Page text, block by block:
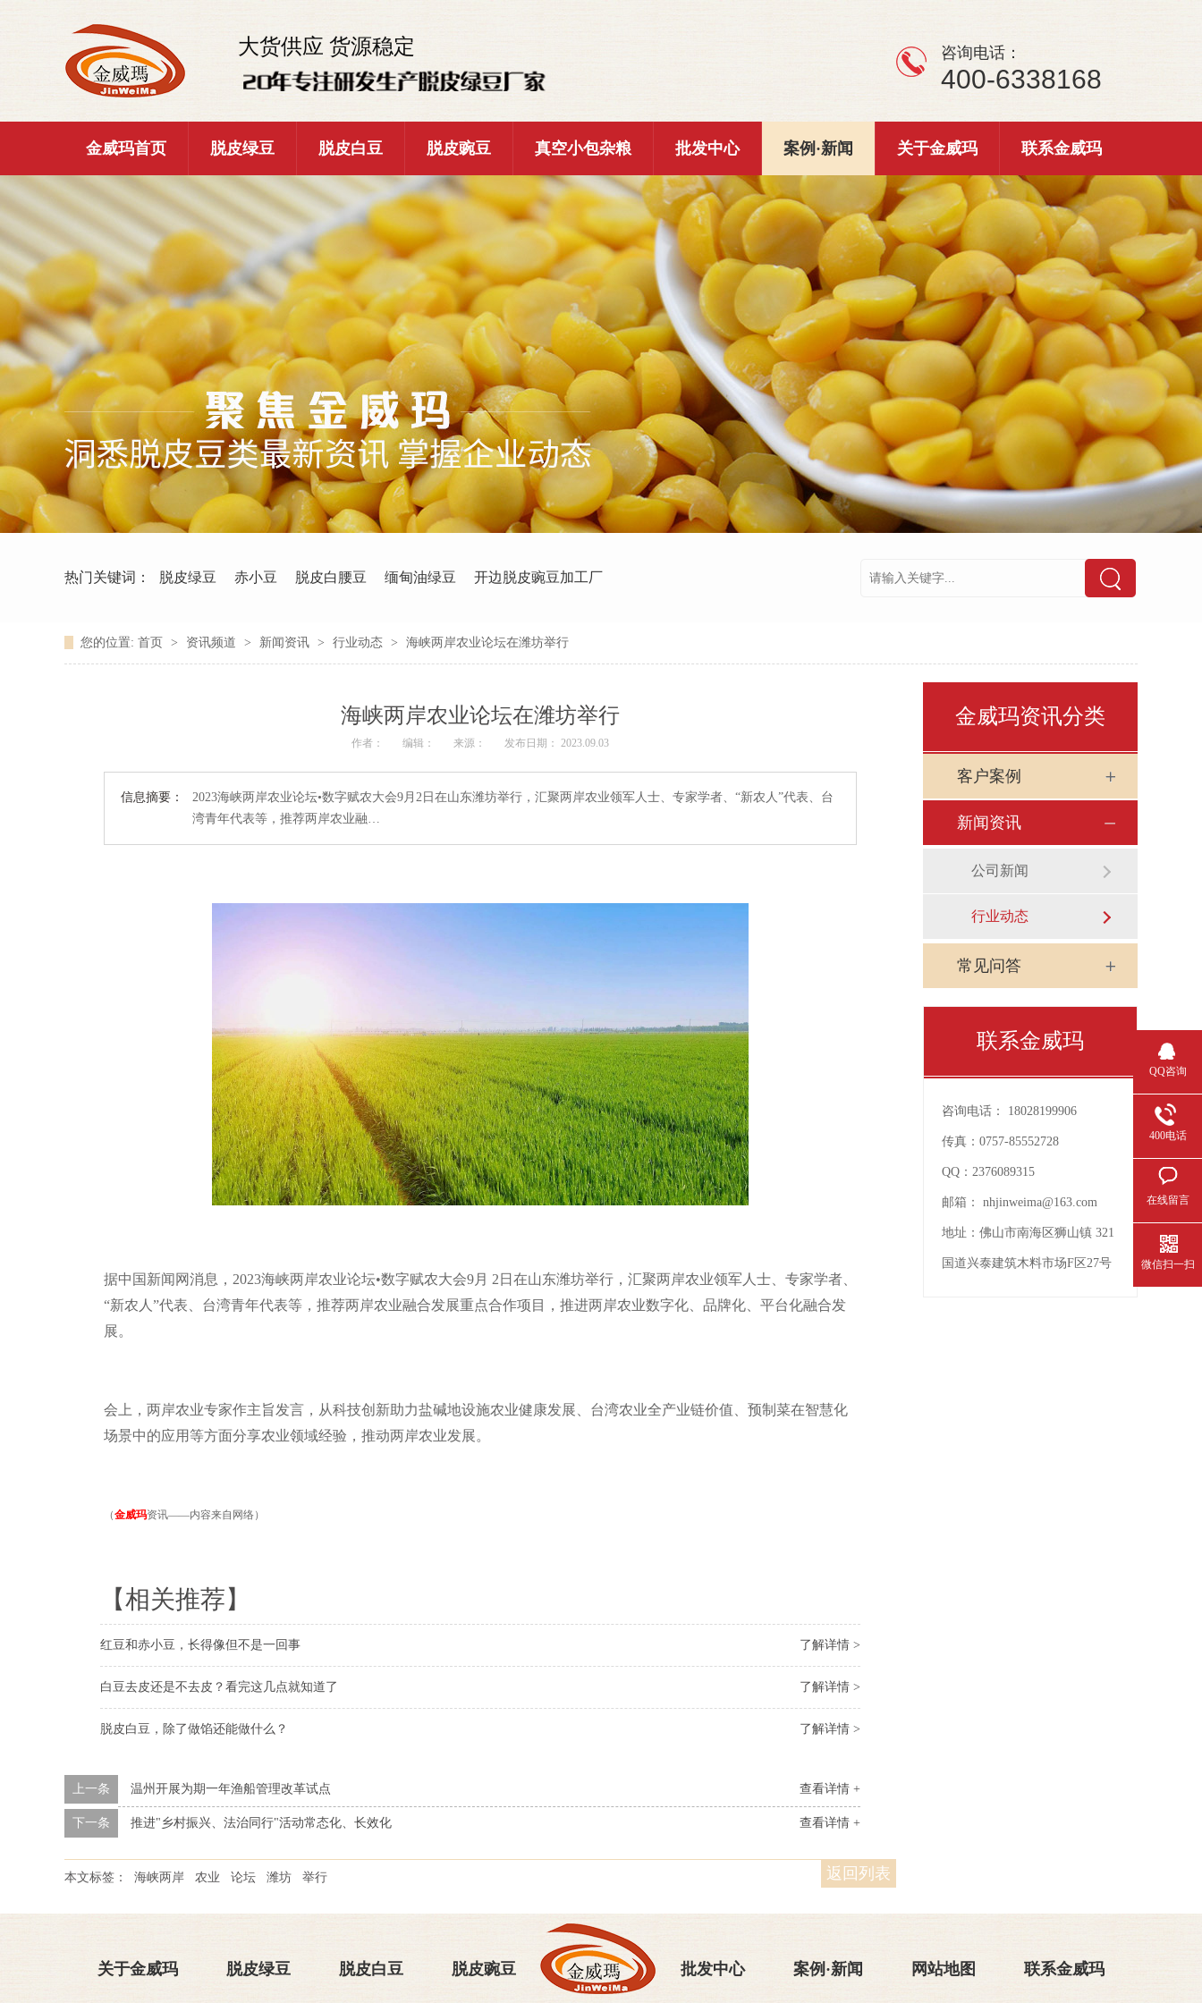
大货供应 货源稳定 咨询电话：
400-6338168
金威玛首页 脱皮绿豆 脱皮白豆 脱皮豌豆 真空小包杂粮 批发中心 案例·新闻 关于金威玛 联系金威玛
热门关键词： 脱皮绿豆 赤小豆 脱皮白腰豆 缅甸油绿豆 开边脱皮豌豆加工厂
您的位置: 首页 > 资讯频道 > 新闻资讯 > 行业动态 > 海峡两岸农业论坛在潍坊举行
海峡两岸农业论坛在潍坊举行
作者： 编辑： 来源： 发布日期： 2023.09.03
信息摘要：
2023海峡两岸农业论坛•数字赋农大会9月2日在山东潍坊举行，汇聚两岸农业领军人士、专家学者、“新农人”代表、台
湾青年代表等，推荐两岸农业融…
据中国新闻网消息， 2023海峡两岸农业论坛•数字赋农大会9月 2 日在山东潍坊举行，汇聚两岸农业领军人士、专家学者、
“新农人”代表、台湾青年代表等，推荐两岸农业融合发展重点合作项目，推进两岸农业数字化、品牌化、平台化融合发
展。
会上，两岸农业专家作主旨发言，从科技创新助力盐碱地设施农业健康发展、台湾农业全产业链价值、预制菜在智慧化
场景中的应用等方面分享农业领域经验，推动两岸农业发展。
（金威玛资讯——内容来自网络）
【相关推荐】
了解详情 >
红豆和赤小豆，长得像但不是一回事
了解详情 >
白豆去皮还是不去皮？看完这几点就知道了
了解详情 >
脱皮白豆，除了做馅还能做什么？
查看详情 +
上一条 温州开展为期一年渔船管理改革试点
查看详情 +
下一条 推进"乡村振兴、法治同行"活动常态化、长效化
返回列表
本文标签： 海峡两岸 农业 论坛 潍坊 举行
金威玛资讯分类
客户案例
新闻资讯
公司新闻
行业动态
常见问答
联系金威玛
咨询电话： 18028199906
传真： 0757-85552728
QQ： 2376089315
邮箱： nhjinweima@163.com
地址： 佛山市南海区狮山镇 321
国道兴泰建筑木料市场F区27号
关于金威玛 脱皮绿豆 脱皮白豆 脱皮豌豆 批发中心 案例·新闻 网站地图 联系金威玛
QQ咨询
400电话
在线留言
微信扫一扫